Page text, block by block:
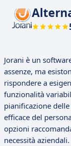
Jorani è un
assenze, ma
rispondere a
funzionalità
pianificazione
efficace del
opzioni
necessità aziendali.